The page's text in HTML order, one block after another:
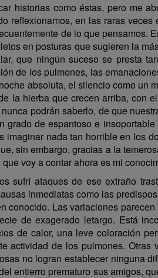
historias como éstas, pero me
reflexionamos, en las raras
de lo que pensamos.
en posturas que sugieren la
que ningún suceso se presta
de los pulmones, las
absoluta, el silencio como un
la hierba que crecen arriba, con
podrán saberlo, de que
grado de espantoso e
imaginar nada tan horrible en los
sin embargo, gracias a la
voy a contar ahora es mi
sufrí ataques de ese extraño
inmediatas como las
conocido. Las variaciones
de exagerado letargo. Está
de calor, una leve coloración
actividad de los pulmones.
no logran establecer ninguna
entierro prematuro sus amigos,